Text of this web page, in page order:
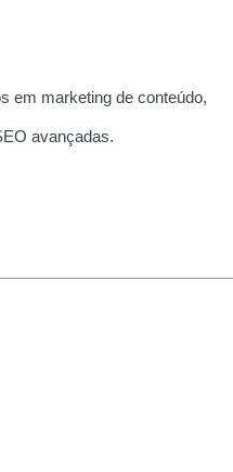
em marketing de conteúdo,
avançadas.